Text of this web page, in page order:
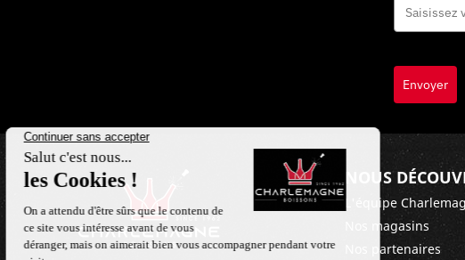
Envoyer
NOUS
L'équipe
Nos magasins
Nos partenaires